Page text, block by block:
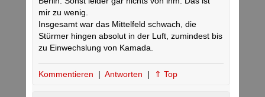
mir zu wenig.
Insgesamt war das Mittelfeld schwach, die
Stürmer hingen absolut in der Luft, zumindest bis
zu Einwechslung von Kamada.
Kommentieren | Antworten | ⇑ Top